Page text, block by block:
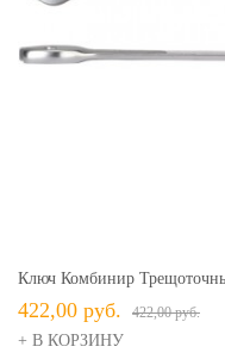
Ключ Комбинир
422,00 руб. 422,00 руб.
+ В КОРЗИНУ